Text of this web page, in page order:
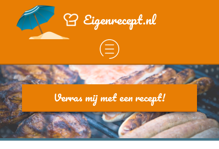
Eigenrecept.nl
Verras mij met een recept!